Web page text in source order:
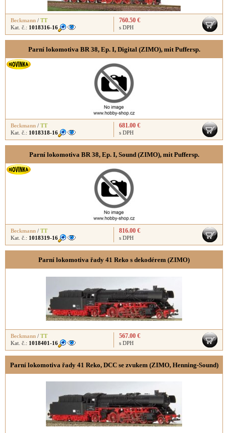
Beckmann / TT
Kat. č.: 1018316-16
760.50 €
s DPH
Parní lokomotiva BR 38, Ep. I, Digital (ZIMO), mit Puffersp.
Beckmann / TT
Kat. č.: 1018318-16
681.00 €
s DPH
Parní lokomotiva BR 38, Ep. I, Sound (ZIMO), mit Puffersp.
Beckmann / TT
Kat. č.: 1018319-16
816.00 €
s DPH
Parní lokomotiva řady 41 Reko s dekodérem (ZIMO)
Beckmann / TT
Kat. č.: 1018401-16
567.00 €
s DPH
Parní lokomotiva řady 41 Reko, DCC se zvukem (ZIMO, Henning-Sound)